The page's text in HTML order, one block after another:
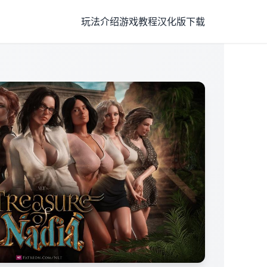
玩法介绍游戏教程汉化版下载